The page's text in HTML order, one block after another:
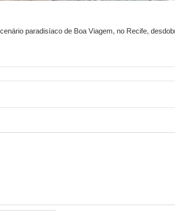
paradisíaco de Boa Viagem, no Recife,